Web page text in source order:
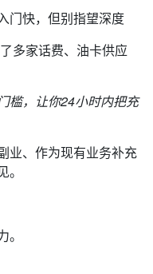
快，但别指望深度
多家话费、油卡供应
槛，让你24小时内把充
业、作为现有业务补充